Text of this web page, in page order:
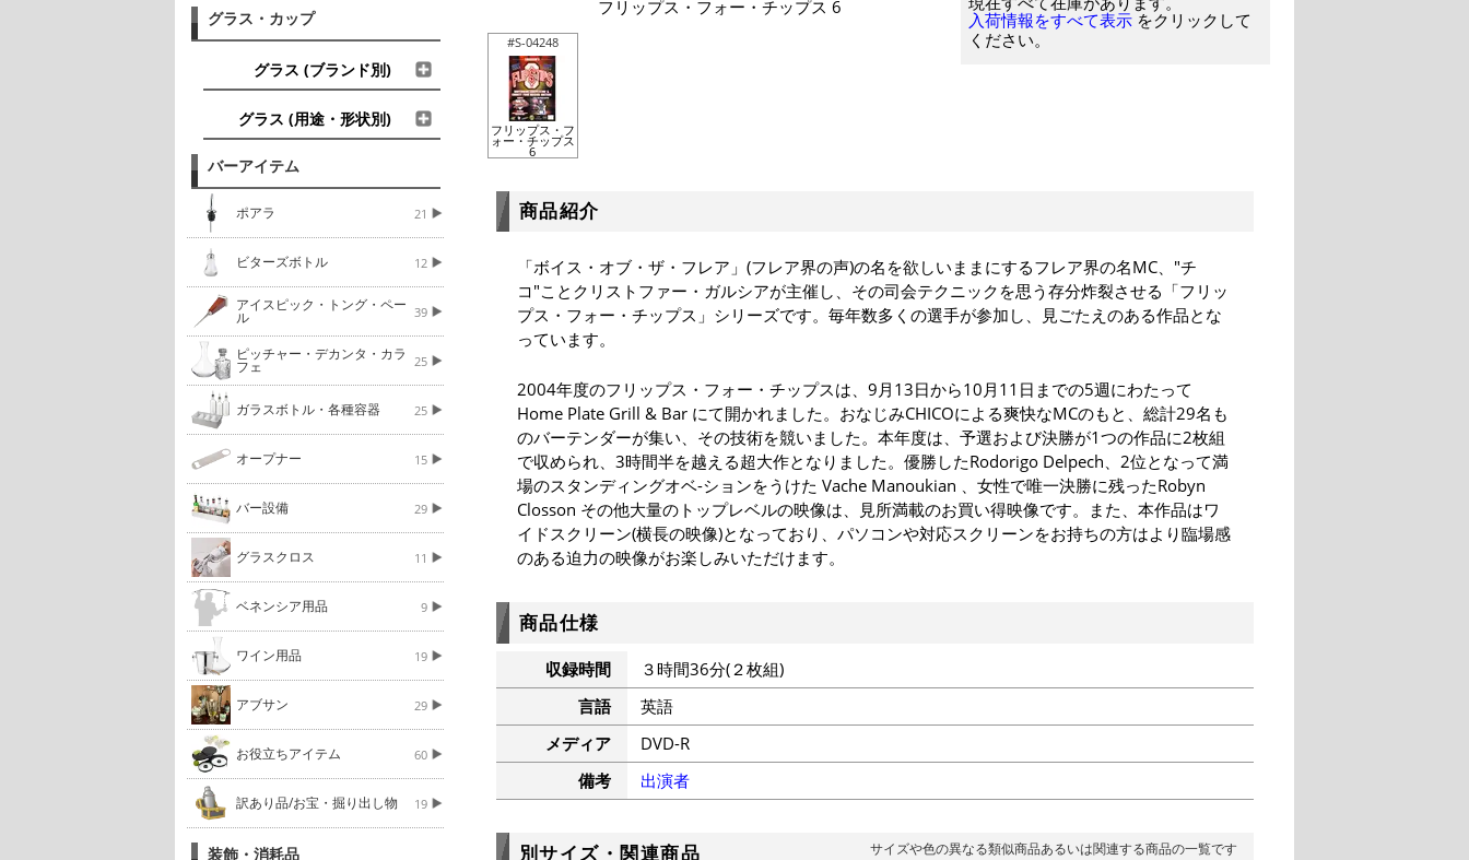
グラス・カップ
グラス (ブランド別)
グラス (用途・形状別)
バーアイテム
ポアラ 21
ビターズボトル 12
アイスピック・トング・ペー
ル 39
ピッチャー・デカンタ・カラ
フェ 25
ガラスボトル・各種容器 25
オープナー 15
バー設備 29
グラスクロス 11
ベネンシア用品 9
ワイン用品 19
アブサン 29
お役立ちアイテム 60
訳あり品/お宝・掘り出し物 19
装飾・消耗品
フリップス・フォー・チップス 6
#S-04248
フリップス・フ
ォー・チップス
6
入荷情報をすべて表示 をクリックして
ください。
商品紹介
「ボイス・オブ・ザ・フレア」(フレア界の声)の名を欲しいままにするフレア界の名MC、"チ
コ"ことクリストファー・ガルシアが主催し、その司会テクニックを思う存分炸裂させる「フリッ
プス・フォー・チップス」シリーズです。毎年数多くの選手が参加し、見ごたえのある作品とな
っています。
2004年度のフリップス・フォー・チップスは、9月13日から10月11日までの5週にわたって
Home Plate Grill & Bar にて開かれました。おなじみCHICOによる爽快なMCのもと、総計29名も
のバーテンダーが集い、その技術を競いました。本年度は、予選および決勝が1つの作品に2枚組
で収められ、3時間半を越える超大作となりました。優勝したRodorigo Delpech、2位となって満
場のスタンディングオベ-ションをうけた Vache Manoukian 、女性で唯一決勝に残ったRobyn
Closson その他大量のトップレベルの映像は、見所満載のお買い得映像です。また、本作品はワ
イドスクリーン(横長の映像)となっており、パソコンや対応スクリーンをお持ちの方はより臨場感
のある迫力の映像がお楽しみいただけます。
商品仕様
収録時間
３時間36分(２枚組)
言語
英語
メディア
DVD-R
備考
出演者
別サイズ・関連商品 サイズや色の異なる類似商品あるいは関連する商品の一覧です